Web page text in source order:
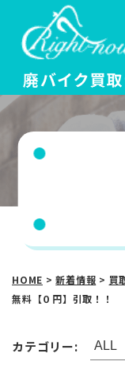
HOME >新着情報 > 買
無料【０円】引取！！
カテゴリー: